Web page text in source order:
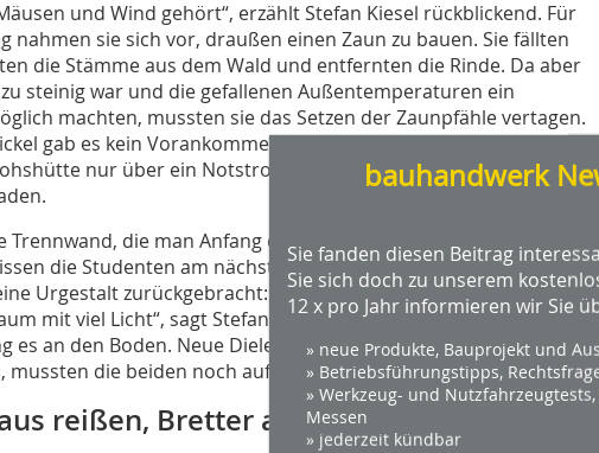
und Wind gehört“, erzählt Stefan Kiesel rückblickend. Für
nahmen sie sich vor, draußen einen Zaun zu bauen. Sie fällten
die Stämme aus dem Wald und entfernten die Rinde. Da aber
steinig war und die gefallenen Außentemperaturen ein
machten, mussten sie das Setzen der Zaunpfähle vertagen.
gab es kein Vorankommen im harten Erdreich. Und Strom
nur über ein Notstromaggregat. Das reichte gerade
Trennwand, die man Anfang der 80er Jahre quer durch die Hütte
die Studenten am nächsten Tag heraus. „Dadurch haben wir
Urgestalt zurückgebracht: Die Hütte besteht jetzt lediglich aus
mit viel Licht“, sagt Stefan Kiesel. Nachdem die Trennwand
es an den Boden. Neue Dielen waren schon bestellt, doch bis sie
mussten die beiden noch auf dem alten Holzboden schlafen.
reißen, Bretter aussortieren
bauhandwerk
Sie fanden diesen Beitrag
Sie sich doch zu unserem
12 x pro Jahr informieren wir Sie
» neue Produkte, Bauprojekt und
» Betriebsführungstipps,
» Werkzeug- und
Messen
» jederzeit kündbar